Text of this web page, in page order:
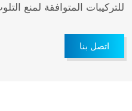
للتركيبات المتوافقة لمنع
اتصل بنا